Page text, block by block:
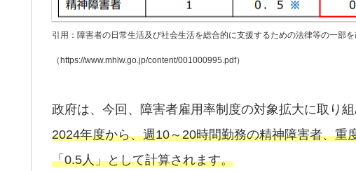
引用：障害者の日常生活及び社会生活を総合的に支援するための法律等の一部
（https://www.mhlw.go.jp/content/001000995.pdf）
政府は、今回、障害者雇用率制度の対象拡大に取り
2024年度から、週10～20時間勤務の精神障害者、重
「0.5人」として計算されます。